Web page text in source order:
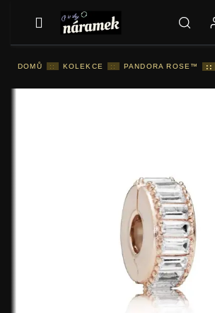
DOMŮ :: KOLEKCE :: PANDORA ROSE™ ::